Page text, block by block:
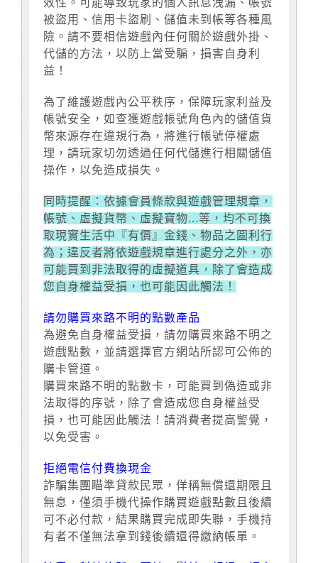
被盜用、信用卡盜刷、儲值未到帳等各種風
險。請不要相信遊戲內任何關於遊戲外掛、
代儲的方法，以防上當受騙，損害自身利
益！
為了維護遊戲內公平秩序，保障玩家利益及
帳號安全，如查獲遊戲帳號角色內的儲值貨
幣來源存在違規行為，將進行帳號停權處
理，請玩家切勿透過任何代儲進行相關儲值
操作，以免造成損失。
同時提醒：依據會員條款與遊戲管理規章，
帳號、虛擬貨幣、虛擬寶物...等，均不可換
取現實生活中『有價』金錢、物品之圖利行
為；違反者將依遊戲規章進行處分之外，亦
可能買到非法取得的虛擬道具，除了會造成
您自身權益受損，也可能因此觸法！
請勿購買來路不明的點數產品
為避免自身權益受損，請勿購買來路不明之
遊戲點數，並請選擇官方網站所認可公佈的
購卡管道。
購買來路不明的點數卡，可能買到偽造或非
法取得的序號，除了會造成您自身權益受
損，也可能因此觸法！請消費者提高警覺，
以免受害。
拒絕電信付費換現金
詐騙集團瞄準貸款民眾，佯稱無償還期限且
無息，僅須手機代操作購買遊戲點數且後續
可不必付款，結果購買完成即失聯，手機持
有者不僅無法拿到錢後續還得繳納帳單。